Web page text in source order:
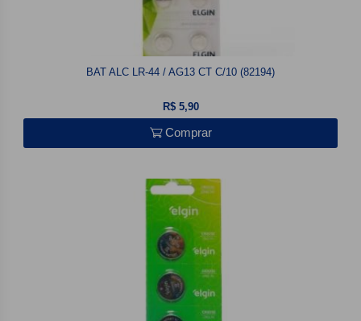
BAT ALC LR-44 / AG13 CT C/10 (82194)
R$ 5,90
Comprar